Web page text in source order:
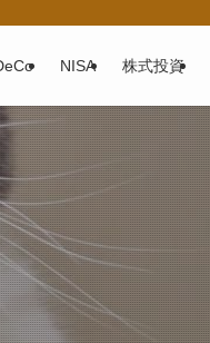
NISA 株式投資